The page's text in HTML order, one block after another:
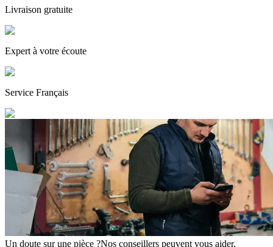
Livraison gratuite
Expert à votre écoute
Service Français
Un doute sur une pièce ?Nos conseillers peuvent vous aider.